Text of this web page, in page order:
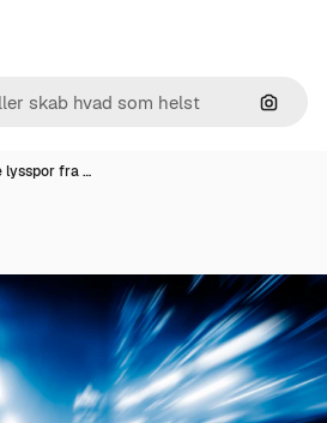
Søg
lysspor fra …